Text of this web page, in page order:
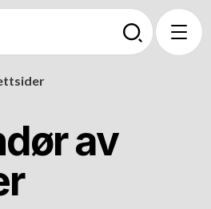
av